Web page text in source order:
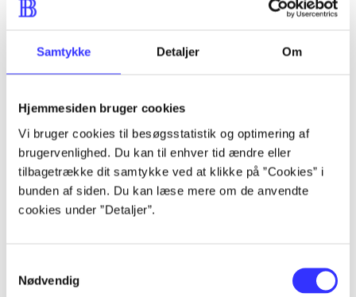
Samtykke Detaljer Om
Hjemmesiden bruger cookies
Vi bruger cookies til besøgsstatistik og optimering af
brugervenlighed. Du kan til enhver tid ændre eller
tilbagetrække dit samtykke ved at klikke på ”Cookies” i
bunden af siden. Du kan læse mere om de anvendte
cookies under ”Detaljer”.
Nødvendig
...
...
...